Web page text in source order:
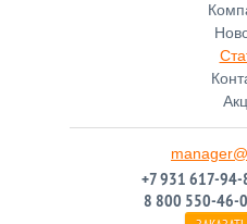
+7 931 617-94-
8 800 550-46-